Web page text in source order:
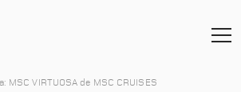
MSC VIRTUOSA de MSC CRUISES